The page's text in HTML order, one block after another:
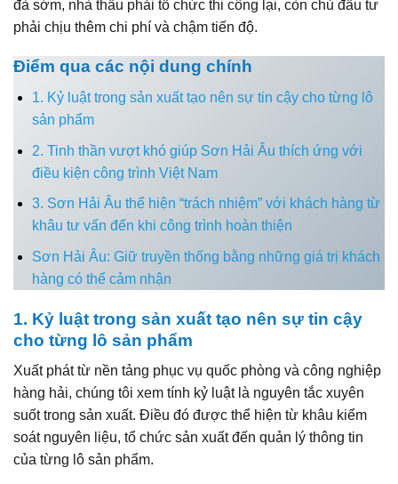
đà sớm, nhà thầu phải tổ chức thi công lại, còn chủ đầu tư
phải chịu thêm chi phí và chậm tiến độ.
Điểm qua các nội dung chính
1. Kỷ luật trong sản xuất tạo nên sự tin cậy cho từng lô
sản phẩm
2. Tinh thần vượt khó giúp Sơn Hải Âu thích ứng với
điều kiện công trình Việt Nam
3. Sơn Hải Âu thể hiện “trách nhiệm” với khách hàng từ
khâu tư vấn đến khi công trình hoàn thiện
Sơn Hải Âu: Giữ truyền thống bằng những giá trị khách
hàng có thể cảm nhận
1. Kỷ luật trong sản xuất tạo nên sự tin cậy
cho từng lô sản phẩm
Xuất phát từ nền tảng phục vụ quốc phòng và công nghiệp
hàng hải, chúng tôi xem tính kỷ luật là nguyên tắc xuyên
suốt trong sản xuất. Điều đó được thể hiện từ khâu kiểm
soát nguyên liệu, tổ chức sản xuất đến quản lý thông tin
của từng lô sản phẩm.